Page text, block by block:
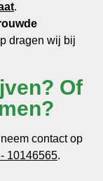
.
dragen wij bij
Of
contact op
10146565.